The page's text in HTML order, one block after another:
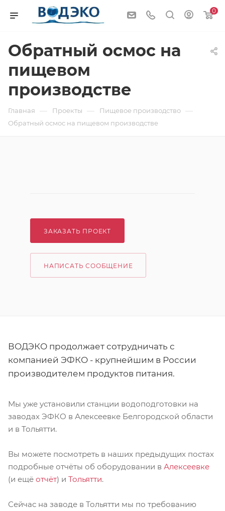
0
Обратный осмос на
пищевом
производстве
Главная — Проекты — Пищевое производство —
Обратный осмос на пищевом производстве
ЗАКАЗАТЬ ПРОЕКТ
НАПИСАТЬ СООБЩЕНИЕ
ВОДЭКО продолжает сотрудничать с
компанией ЭФКО - крупнейшим в России
производителем продуктов питания.
Мы уже установили станции водоподготовки на
заводах ЭФКО в Алексеевке Белгородской области
и в Тольятти.
Вы можете посмотреть в наших предыдущих постах
подробные отчёты об оборудовании в Алексеевке
(и ещё отчёт) и Тольятти.
Сейчас на заводе в Тольятти мы по требованию